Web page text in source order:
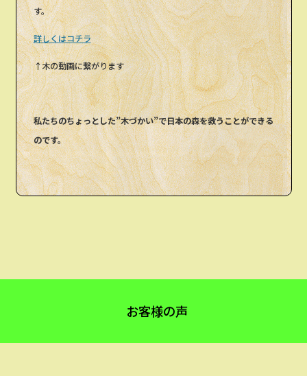
す。
詳しくはコチラ
↑木の動画に繋がります
私たちのちょっとした”木づかい”で日本の森を救うことができる
のです。
お客様の声